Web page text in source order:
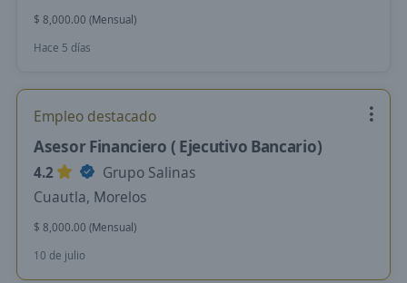
$ 8,000.00 (Mensual)
Hace 5 días
Empleo destacado
Asesor Financiero ( Ejecutivo Bancario)
4.2
Grupo Salinas
Cuautla, Morelos
$ 8,000.00 (Mensual)
10 de julio